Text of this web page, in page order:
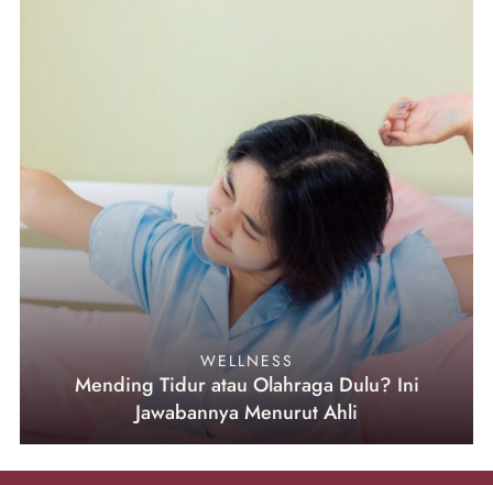
WELLNESS
Mending Tidur atau Olahraga Dulu? Ini
Jawabannya Menurut Ahli